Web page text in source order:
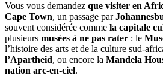
Vous vous demandez que visiter en
Cape Town, un passage par
souvent considérée comme la capitale
plusieurs musées à ne pas rater : le
l’histoire des arts et de la culture sud-
l’Apartheid, ou encore la Mandela
nation arc-en-ciel.